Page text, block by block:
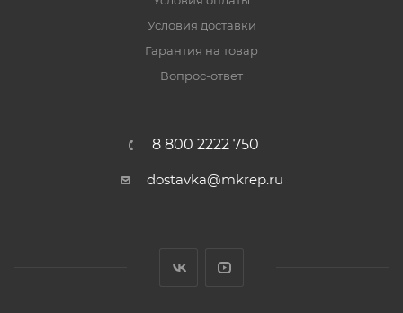
Условия доставки
Гарантия на товар
Вопрос-ответ
8 800 2222 750
dostavka@mkrep.ru